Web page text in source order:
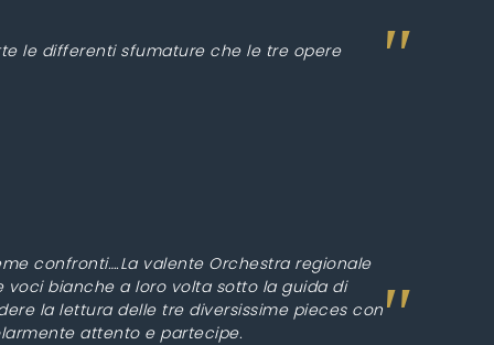
le differenti sfumature che le tre opere
confronti….La valente Orchestra regionale
voci bianche a loro volta sotto la guida di
la lettura delle tre diversissime pieces con
attento e partecipe.